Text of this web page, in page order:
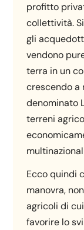
profitto
collettività.
gli
vendono
terra in un
crescendo a
denominato
terreni
Ecco quindi
manovra,
agricoli di
favorire lo